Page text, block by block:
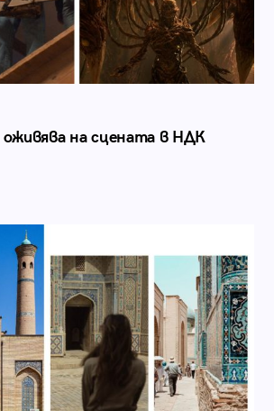
оживява на сцената в НДК